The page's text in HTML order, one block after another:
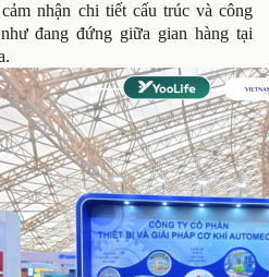
nhận chi tiết cấu trúc và công
đang đứng giữa gian hàng tại